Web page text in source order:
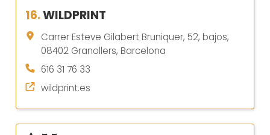
16.WILDPRINT
Carrer Esteve Gilabert Bruniquer, 52, bajos,
08402 Granollers, Barcelona
616 31 76 33
wildprint.es